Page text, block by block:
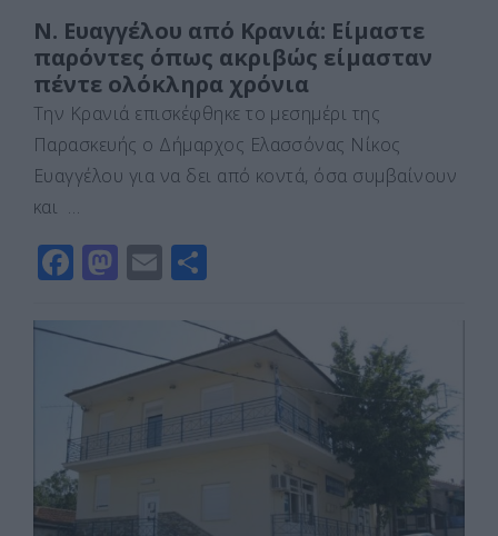
Ν. Ευαγγέλου από Κρανιά: Είμαστε
παρόντες όπως ακριβώς είμασταν
πέντε ολόκληρα χρόνια
Την Κρανιά επισκέφθηκε το μεσημέρι της
Παρασκευής ο Δήμαρχος Ελασσόνας Νίκος
Ευαγγέλου για να δει από κοντά, όσα συμβαίνουν
και …
F
c
b
o
o
k
M
o
o
E
ai
l
ρ
α
σ
τε